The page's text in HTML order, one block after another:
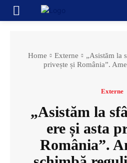
Home Externe
„Asistăm la
privește și România”.
Externe
„Asistăm la
ere și asta
România”.